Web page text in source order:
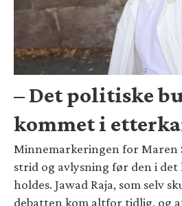
– Det politiske
kommet i
Minnemarkeringen for Maren
strid og avlysning før den i
holdes. Jawad Raja, som selv
debatten kom altfor tidlig, og